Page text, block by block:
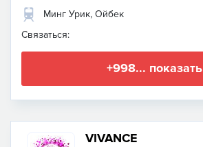
Минг Урик, Ойбек
Связаться:
+998... показать
VIVANCE